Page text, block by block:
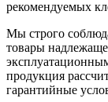
рекомендуемых
Мы строго
товары
продукция
гарантийные